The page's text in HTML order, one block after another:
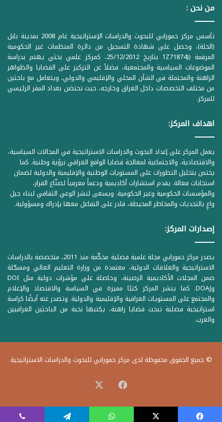
من نحن :
تأسس مركز حمورابي للبحوث والدراسات الإستراتيجية عام 2008 بمدينة بابل
(الحلة)، وحصل على شهادة التسجيل من دائرة المنظمات غير الحكومية
المرقمة ((1Z71874 بتاريخ 25/12/2012، كمركز علمي بحثي يهتم بدراسة
الموضوعات السياسية والمجتمعية، فضلاً عن التركيز على القضايا والظواهر
الراهنة والمحتملة في الشأن المحلي والإقليمي والدولي، ويتعامل مع باحثين
من مختلف التخصصات داخل العراق وخارجه، حيث تحتضن بغداد المقر الرئيسي
للمركز.
اهداف المركز:
يعمل المركز على إعداد البحوث والدراسات الاستراتيجية في المجالات السياسية،
والاقتصادية، والاجتماعية لمعالجة قضايا الواقع العراقي برؤية وطنية. كما
يختص بتحليل التطورات على المستويات الوطنية والإقليمية والدولية لضمان
استجابات فعالة. يقدم استشارات أكاديمية ودعماً معرفياً لصنّاع القرار،
والمؤسسات الحكومية وغير الحكومية. ويسعى لنشر الوعي الثقافي لبناء جيل
واعٍ بالتحديات والمخاطر المحيطة، قادر على التفاعل معها بإدراك ومسؤولية.
إصدارات المركز:
يصدر مركز حمورابي مجلة علمية فصلية محكّمة منذ 2011، متخصصة بالدراسات
الاستراتيجية والعلاقات الدولية، معتمدة من وزارة التعليم العالي ومسجّلة
ضمن المجلات الأكاديمية الرصينة، وحاصلة على مؤشرات دولية مثل DOI
وDOAJ. كما ينشر المركز كتبًا مميزة في السياسة والاقتصاد والإعلام
والمجتمع على المستويات العراقية والإقليمية والدولية. وتصدر عنه أيضًا كراسة
استراتيجية فصلية تبحث قضايا راهنة، يكتبها نخبة من الباحثين العراقيين
والعرب.
© جميع الحقوق محفوظة لدى مركز حمورابي للبحوث والدراسات الاستراتيجية
فيسبوك